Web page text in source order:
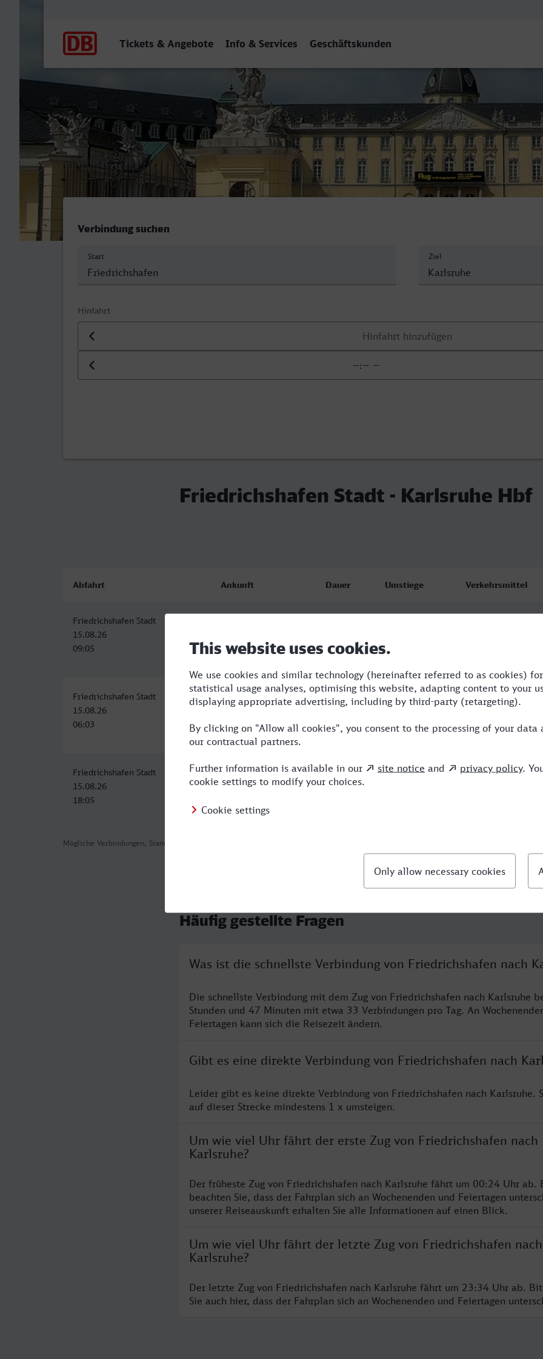
Tickets & Angebote Info & Services Geschäftskunden
Friedrichshafen Stadt - Karlsruhe Hbf
Verbindung suchen
Start Ziel
Hinfahrt
Datum der Hinfahrt
Uhrzeit der Hinfahrt
Friedrichshafen Stadt - Karlsruhe Hbf
Mögliche Verbindungen, Stand: 2026-08-01 02:34
Abfahrt Ankunft Dauer Umstiege Verkehrsmittel
Friedrichshafen Stadt
15.08.26
09:05
11:52
Friedrichshafen Stadt
15.08.26
06:03
Karlsruhe Hbf
15.08.26
09:34
3:31
Friedrichshafen Stadt
15.08.26
18:05
Karlsruhe Hbf
15.08.26
3:28 1 RE,ARV
Häufig gestellte Fragen
Was ist die schnellste Verbindung von Friedrichshafen nach
Die schnellste Verbindung mit dem Zug von Friedrichshafen nach Karlsruhe
Stunden und 47 Minuten mit etwa 33 Verbindungen pro Tag. An
Feiertagen kann sich die Reisezeit ändern.
Gibt es eine direkte Verbindung von Friedrichshafen nach
Leider gibt es keine direkte Verbindung von Friedrichshafen nach Karlsruhe.
auf dieser Strecke mindestens 1 x umsteigen.
Um wie viel Uhr fährt der erste Zug von Friedrichshafen nach
Karlsruhe?
Der früheste Zug von Friedrichshafen nach Karlsruhe fährt um 00:24 Uhr ab.
beachten Sie, dass der Fahrplan sich an Wochenenden und Feiertagen
unserer Reiseauskunft erhalten Sie alle Informationen auf einen Blick.
Um wie viel Uhr fährt der letzte Zug von Friedrichshafen nach
Karlsruhe?
Der letzte Zug von Friedrichshafen nach Karlsruhe fährt um 23:34 Uhr ab.
Sie auch hier, dass der Fahrplan sich an Wochenenden und Feiertagen